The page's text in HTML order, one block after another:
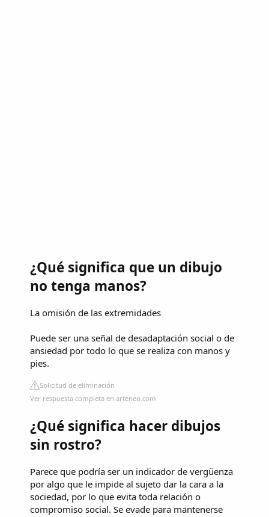
¿Qué significa que un dibujo
no tenga manos?
La omisión de las extremidades
Puede ser una señal de desadaptación social o de
ansiedad por todo lo que se realiza con manos y
pies.
Solicitud de eliminación
Ver respuesta completa en arteneo.com
¿Qué significa hacer dibujos
sin rostro?
Parece que podría ser un indicador de vergüenza
por algo que le impide al sujeto dar la cara a la
sociedad, por lo que evita toda relación o
compromiso social. Se evade para mantenerse